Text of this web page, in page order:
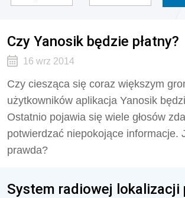
Czy Yanosik będzie płatny?
16 wrz 2014
Czy ciesząca się coraz większym
użytkowników aplikacja Yanosik
Ostatnio pojawia się wiele głosów
potwierdzać niepokojące informacje.
prawda?
System radiowej lokalizacji